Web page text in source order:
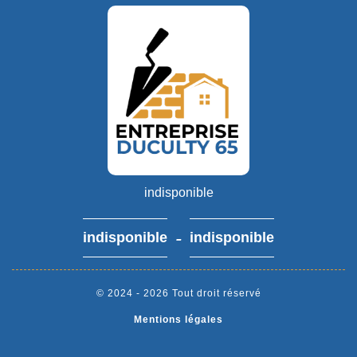
indisponible
indisponible - indisponible
© 2024 - 2026 Tout droit réservé
Mentions légales